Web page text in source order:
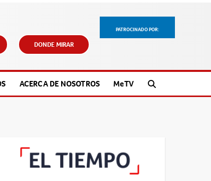
PATROCINADO POR:
DONDE MIRAR
ACERCA DE NOSOTROS MeTV